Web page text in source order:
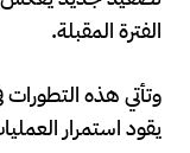
الفترة المقبلة.
وتأتي هذه
يقود استمرار